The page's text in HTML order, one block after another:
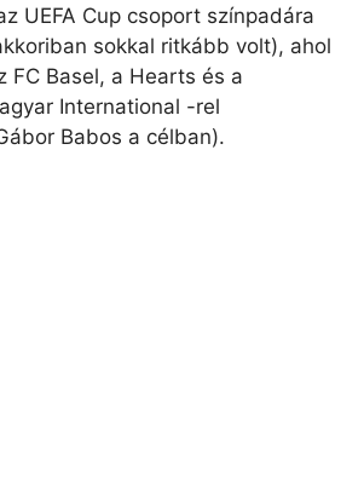
UEFA Cup csoport színpadára
sokkal ritkább volt), ahol
FC Basel, a Hearts és a
International -rel
Babos a célban).